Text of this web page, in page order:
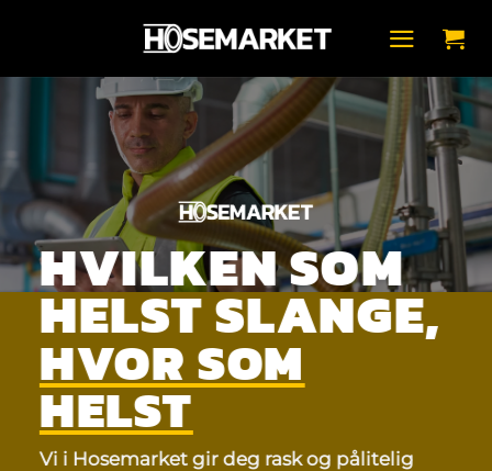
HVILKEN SOM
HELST SLANGE,
HVOR SOM
HELST
Vi i Hosemarket gir deg rask og pålitelig